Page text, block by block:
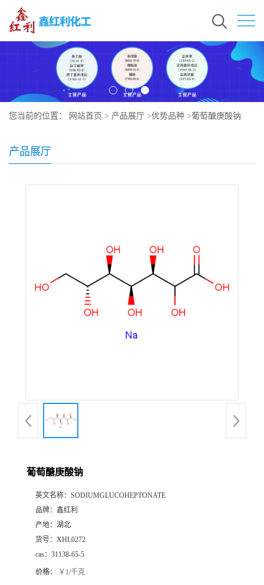
您当前的位置： 网站首页 > 产品展厅 >优势品种 >葡萄醣庚酸钠
产品展厅
葡萄醣庚酸钠
英文名称： SODIUMGLUCOHEPTONATE
品牌： 鑫红利
产地： 湖北
货号： XHL0272
cas： 31138-65-5
价格： ￥1/千克